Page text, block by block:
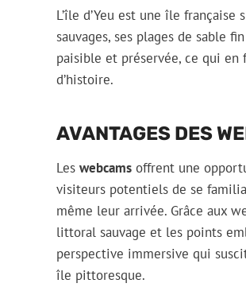
L’île d’Yeu est une île
sauvages, ses plages de sable
paisible et préservée, ce qui
d’histoire.
AVANTAGES DES
Les webcams offrent une
visiteurs potentiels de se
même leur arrivée. Grâce aux
littoral sauvage et les points
perspective immersive qui
île pittoresque.